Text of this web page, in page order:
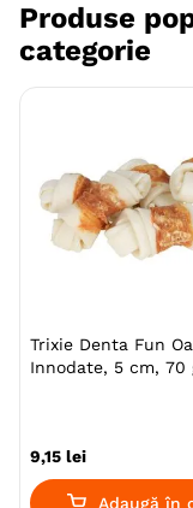
Produse
categorie
Trixie Denta Fun
Innodate, 5 cm, 70
9,15 lei
Adaugă în